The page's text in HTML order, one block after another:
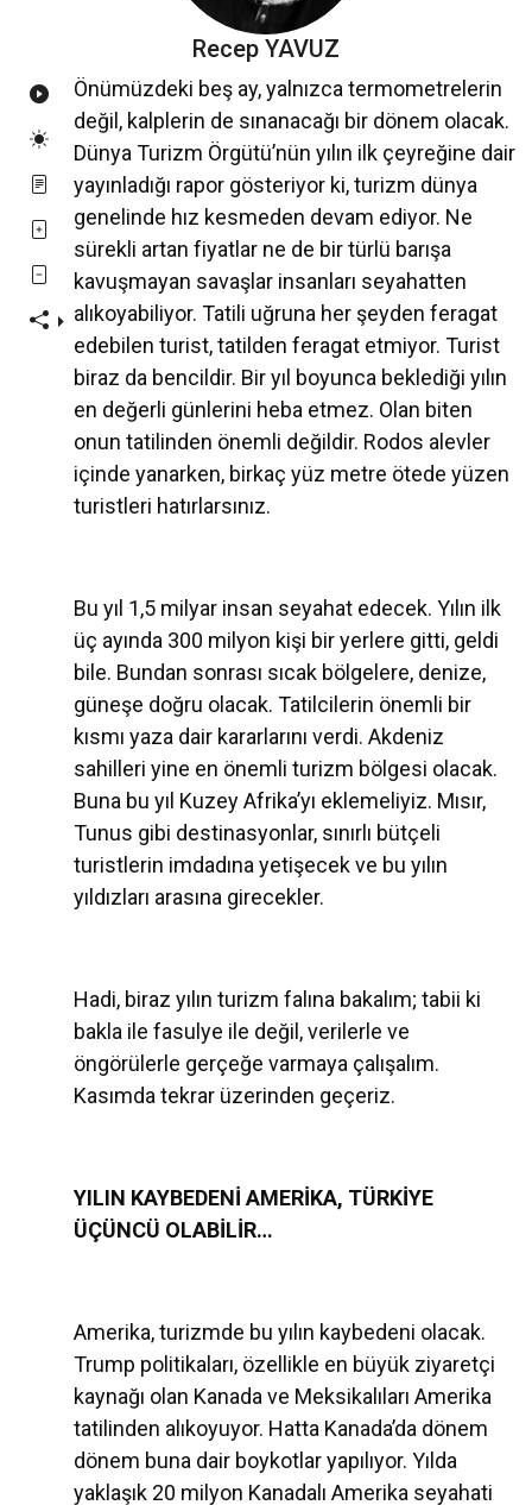
Recep YAVUZ
Önümüzdeki beş ay, yalnızca termometrelerin
değil, kalplerin de sınanacağı bir dönem olacak.
Dünya Turizm Örgütü’nün yılın ilk çeyreğine dair
yayınladığı rapor gösteriyor ki, turizm dünya
genelinde hız kesmeden devam ediyor. Ne
sürekli artan fiyatlar ne de bir türlü barışa
kavuşmayan savaşlar insanları seyahatten
alıkoyabiliyor. Tatili uğruna her şeyden feragat
edebilen turist, tatilden feragat etmiyor. Turist
biraz da bencildir. Bir yıl boyunca beklediği yılın
en değerli günlerini heba etmez. Olan biten
onun tatilinden önemli değildir. Rodos alevler
içinde yanarken, birkaç yüz metre ötede yüzen
turistleri hatırlarsınız.
Bu yıl 1,5 milyar insan seyahat edecek. Yılın ilk
üç ayında 300 milyon kişi bir yerlere gitti, geldi
bile. Bundan sonrası sıcak bölgelere, denize,
güneşe doğru olacak. Tatilcilerin önemli bir
kısmı yaza dair kararlarını verdi. Akdeniz
sahilleri yine en önemli turizm bölgesi olacak.
Buna bu yıl Kuzey Afrika’yı eklemeliyiz. Mısır,
Tunus gibi destinasyonlar, sınırlı bütçeli
turistlerin imdadına yetişecek ve bu yılın
yıldızları arasına girecekler.
Hadi, biraz yılın turizm falına bakalım; tabii ki
bakla ile fasulye ile değil, verilerle ve
öngörülerle gerçeğe varmaya çalışalım.
Kasımda tekrar üzerinden geçeriz.
YILIN KAYBEDENİ AMERİKA, TÜRKİYE
ÜÇÜNCÜ OLABİLİR…
Amerika, turizmde bu yılın kaybedeni olacak.
Trump politikaları, özellikle en büyük ziyaretçi
kaynağı olan Kanada ve Meksikalıları Amerika
tatilinden alıkoyuyor. Hatta Kanada’da dönem
dönem buna dair boykotlar yapılıyor. Yılda
yaklaşık 20 milyon Kanadalı Amerika seyahati